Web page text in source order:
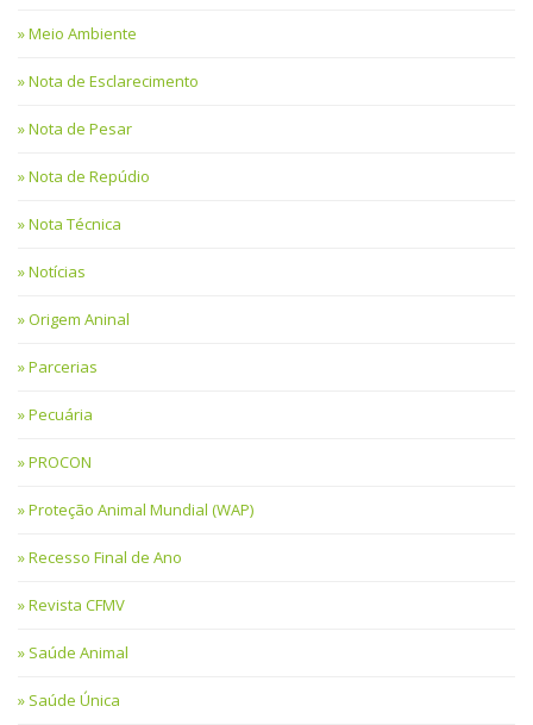
Meio Ambiente
Nota de Esclarecimento
Nota de Pesar
Nota de Repúdio
Nota Técnica
Notícias
Origem Aninal
Parcerias
Pecuária
PROCON
Proteção Animal Mundial (WAP)
Recesso Final de Ano
Revista CFMV
Saúde Animal
Saúde Única